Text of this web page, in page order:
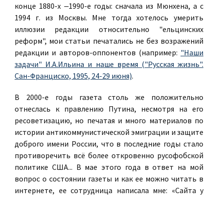
конце 1880-х ‒1990-е годы: сначала из Мюнхена, а с
1994 г. из Москвы. Мне тогда хотелось умерить
иллюзии редакции относительно "ельцинских
реформ", мои статьи печатались не без возражений
редакции и авторов-оппонентов (например: "Наши
задачи" И.А.Ильина и наше время ("Русская жизнь".
Сан-Франциско, 1995, 24-29 июня).
В 2000-е годы газета столь же положительно
отнеслась к правлению Путина, несмотря на его
ресоветизацию, но печатая и много материалов по
истории антикоммунистической эмиграции и защите
доброго имени России, что в последние годы стало
противоречить всё более откровенно русофобской
политике США... В мае этого года в ответ на мой
вопрос о состоянии газеты и как ее можно читать в
интернете, ее сотрудница написала мне: «Сайта у